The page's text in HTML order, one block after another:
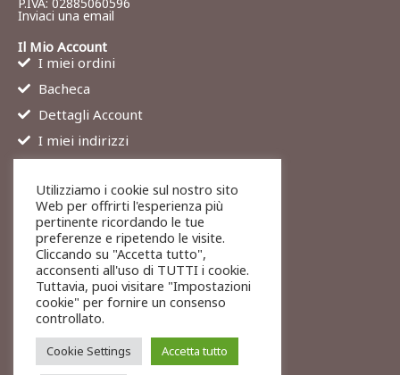
Inviaci una email
Il Mio Account
I miei ordini
Bacheca
Dettagli Account
I miei indirizzi
Chi siamo
Services
Blog
Contatti
Legali
Termini di servizio
Resi e rimborsi
Utilizziamo i cookie sul nostro sito
Web per offrirti l'esperienza più
pertinente ricordando le tue
preferenze e ripetendo le visite.
Cliccando su "Accetta tutto",
acconsenti all'uso di TUTTI i cookie.
Tuttavia, puoi visitare "Impostazioni
cookie" per fornire un consenso
controllato.
Cookie Settings Accetta tutto